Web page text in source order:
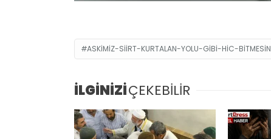
ASKIMIZ-SIIRT-KURTALAN-YOLU-GIBI-HIC-BITMESIN
İLGİNİZİÇEKEBİLİR